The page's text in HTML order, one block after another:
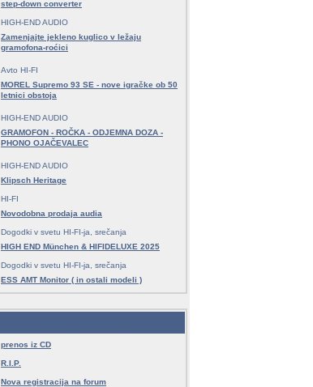
step-down converter
HIGH-END AUDIO
Zamenjajte jekleno kuglico v ležaju
gramofona-roćici
Avto HI-FI
MOREL Supremo 93 SE - nove igračke ob 50
letnici obstoja
HIGH-END AUDIO
GRAMOFON - ROČKA - ODJEMNA DOZA -
PHONO OJAČEVALEC
HIGH-END AUDIO
Klipsch Heritage
HI-FI
Novodobna prodaja audia
Dogodki v svetu HI-FI-ja, srečanja
HIGH END München & HIFIDELUXE 2025
Dogodki v svetu HI-FI-ja, srečanja
ESS AMT Monitor ( in ostali modeli )
prenos iz CD
R.I.P.
Nova registracija na forum